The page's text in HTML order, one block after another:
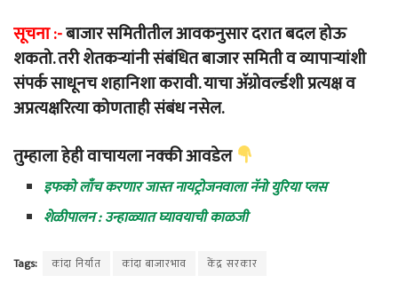
सूचना :-बाजार समितीतील आवकनुसार दरात बदल होऊ
शकतो. तरी शेतकऱ्यांनी संबंधित बाजार समिती व व्यापाऱ्यांशी
संपर्क साधूनच शहानिशा करावी. याचा ॲग्रोवर्ल्डशी प्रत्यक्ष व
अप्रत्यक्षरित्या कोणताही संबंध नसेल.
तुम्हाला हेही वाचायला नक्की आवडेल
इफको लाँच करणार जास्त नायट्रोजनवाला नॅनो युरिया प्लस
शेळीपालन : उन्हाळ्यात घ्यावयाची काळजी
Tags: कांदा निर्यात कांदा बाजारभाव केंद्र सरकार